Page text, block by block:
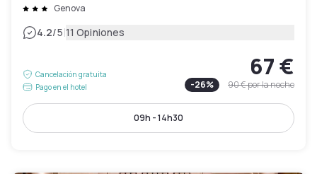
Genova
4.2/5|11 Opiniones
Cancelación gratuita
Pago en el hotel
67 €
-26% 90 €por la noche
09h - 14h30